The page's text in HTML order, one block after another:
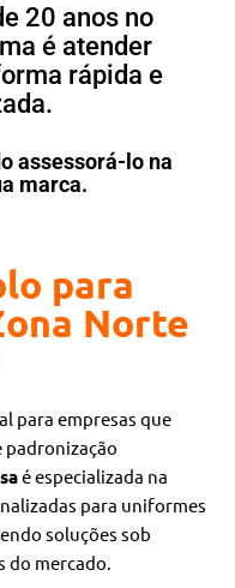
20 anos no
é atender
rápida e
assessorá-lo na
marca.
para
Norte
para empresas que
padronização
é especializada na
para uniformes
soluções sob
do mercado.